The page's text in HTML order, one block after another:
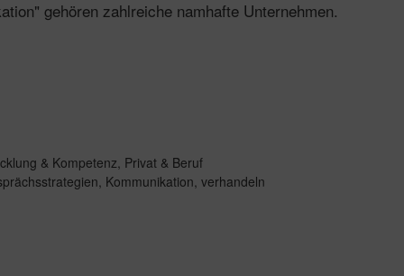
gehören zahlreiche namhafte Unternehmen.
& Kompetenz, Privat & Beruf
, Kommunikation, verhandeln